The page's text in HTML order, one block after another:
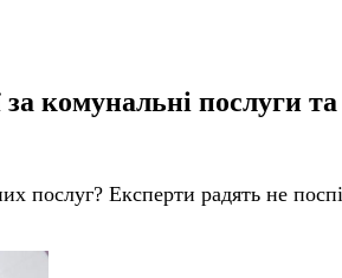
комунальні послуги
послуг? Експерти радять не